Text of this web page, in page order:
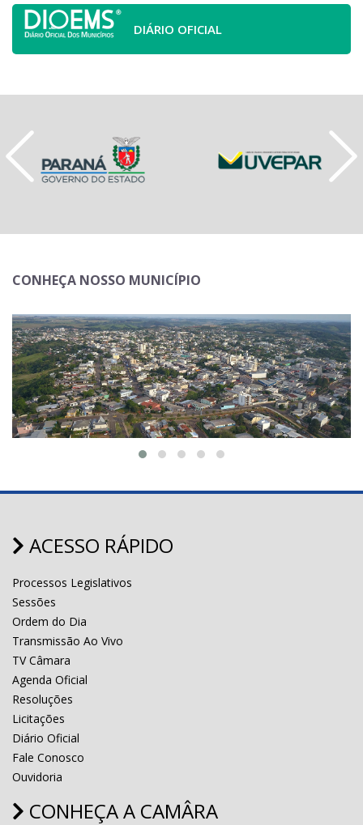
DIÁRIO OFICIAL
CONHEÇA NOSSO MUNICÍPIO
ACESSO RÁPIDO
Processos Legislativos
Sessões
Ordem do Dia
Transmissão Ao Vivo
TV Câmara
Agenda Oficial
Resoluções
Licitações
Diário Oficial
Fale Conosco
Ouvidoria
CONHEÇA A CAMÂRA